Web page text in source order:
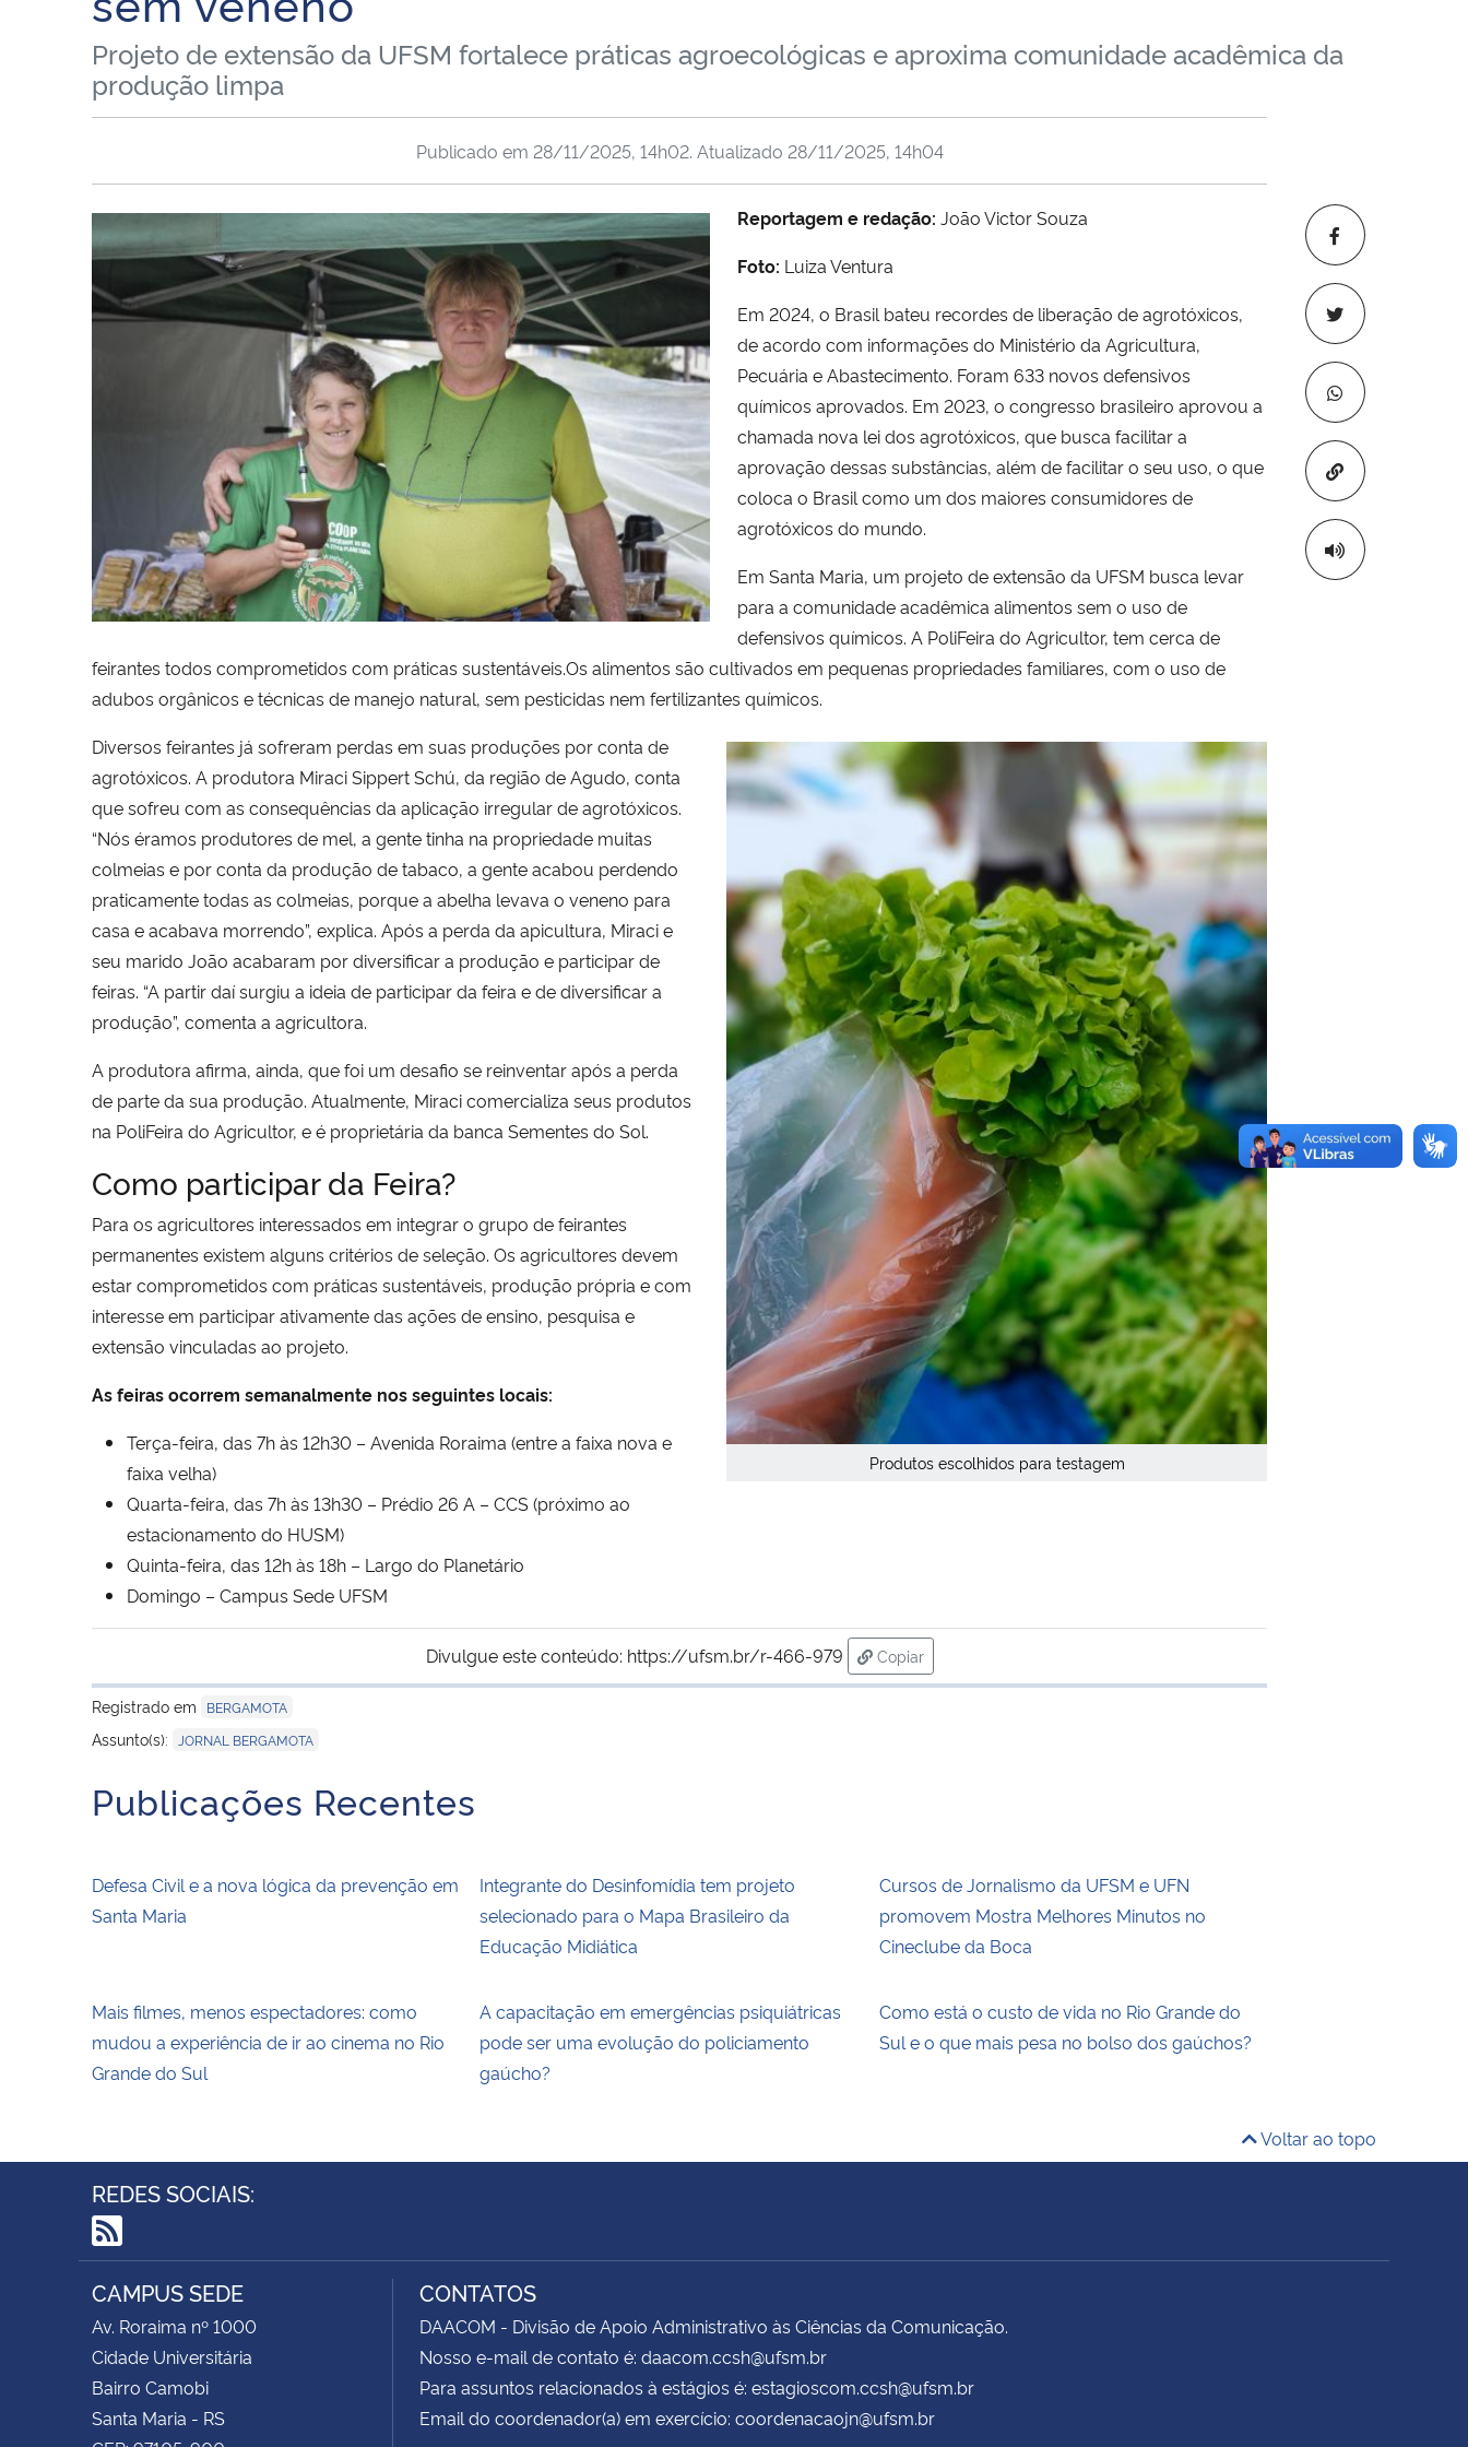
Projeto de extensão da UFSM fortalece práticas agroecológicas e aproxima comunidade acadêmica da
produção limpa
Copiar para
Publicado em 28/11/2025, 14h02. Atualizado 28/11/2025, 14h04
Reportagem e redação: João Victor Souza
Foto: Luiza Ventura
Em 2024, o Brasil bateu recordes de liberação de agrotóxicos,
de acordo com informações do Ministério da Agricultura,
Pecuária e Abastecimento. Foram 633 novos defensivos
químicos aprovados. Em 2023, o congresso brasileiro aprovou a
chamada nova lei dos agrotóxicos, que busca facilitar a
aprovação dessas substâncias, além de facilitar o seu uso, o que
coloca o Brasil como um dos maiores consumidores de
agrotóxicos do mundo.
Em Santa Maria, um projeto de extensão da UFSM busca levar
para a comunidade acadêmica alimentos sem o uso de
defensivos químicos. A PoliFeira do Agricultor, tem cerca de
feirantes todos comprometidos com práticas sustentáveis.Os alimentos são cultivados em pequenas propriedades familiares, com o uso de
adubos orgânicos e técnicas de manejo natural, sem pesticidas nem fertilizantes químicos.
Produtos escolhidos para testagem
Diversos feirantes já sofreram perdas em suas produções por conta de
agrotóxicos. A produtora Miraci Sippert Schú, da região de Agudo, conta
que sofreu com as consequências da aplicação irregular de agrotóxicos.
“Nós éramos produtores de mel, a gente tinha na propriedade muitas
colmeias e por conta da produção de tabaco, a gente acabou perdendo
praticamente todas as colmeias, porque a abelha levava o veneno para
casa e acabava morrendo”, explica. Após a perda da apicultura, Miraci e
seu marido João acabaram por diversificar a produção e participar de
feiras. “A partir daí surgiu a ideia de participar da feira e de diversificar a
produção”, comenta a agricultora.
A produtora afirma, ainda, que foi um desafio se reinventar após a perda
de parte da sua produção. Atualmente, Miraci comercializa seus produtos
na PoliFeira do Agricultor, e é proprietária da banca Sementes do Sol.
Como participar da Feira?
Para os agricultores interessados em integrar o grupo de feirantes
permanentes existem alguns critérios de seleção. Os agricultores devem
estar comprometidos com práticas sustentáveis, produção própria e com
interesse em participar ativamente das ações de ensino, pesquisa e
extensão vinculadas ao projeto.
As feiras ocorrem semanalmente nos seguintes locais:
Terça-feira, das 7h às 12h30 – Avenida Roraima (entre a faixa nova e
faixa velha)
Quarta-feira, das 7h às 13h30 – Prédio 26 A – CCS (próximo ao
estacionamento do HUSM)
Quinta-feira, das 12h às 18h – Largo do Planetário
Domingo – Campus Sede UFSM
Divulgue este conteúdo: https://ufsm.br/r-466-979
Copiar
para área de transferência
Registrado em
BERGAMOTA
Assunto(s): JORNAL BERGAMOTA
Publicações Recentes
Defesa Civil e a nova lógica da prevenção em
Santa Maria
Integrante do Desinfomídia tem projeto
selecionado para o Mapa Brasileiro da
Educação Midiática
Cursos de Jornalismo da UFSM e UFN
promovem Mostra Melhores Minutos no
Cineclube da Boca
Mais filmes, menos espectadores: como
mudou a experiência de ir ao cinema no Rio
Grande do Sul
A capacitação em emergências psiquiátricas
pode ser uma evolução do policiamento
gaúcho?
Como está o custo de vida no Rio Grande do
Sul e o que mais pesa no bolso dos gaúchos?
Voltar ao topo
REDES SOCIAIS:
RSS
CAMPUS SEDE
Av. Roraima nº 1000
Cidade Universitária
Bairro Camobi
Santa Maria - RS
CONTATOS
DAACOM - Divisão de Apoio Administrativo às Ciências da Comunicação.
Nosso e-mail de contato é: daacom.ccsh@ufsm.br
Para assuntos relacionados à estágios é: estagioscom.ccsh@ufsm.br
Email do coordenador(a) em exercício: coordenacaojn@ufsm.br